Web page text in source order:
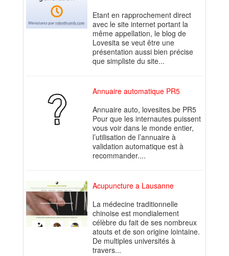
Etant en rapprochement direct
avec le site internet portant la
même appellation, le blog de
Lovesita se veut être une
présentation aussi bien précise
que simpliste du site...
Annuaire automatique PR5
Annuaire auto, lovesites.be PR5
Pour que les internautes puissent
vous voir dans le monde entier,
l’utilisation de l’annuaire à
validation automatique est à
recommander....
Acupuncture a Lausanne
La médecine traditionnelle
chinoise est mondialement
célèbre du fait de ses nombreux
atouts et de son origine lointaine.
De multiples universités à
travers...